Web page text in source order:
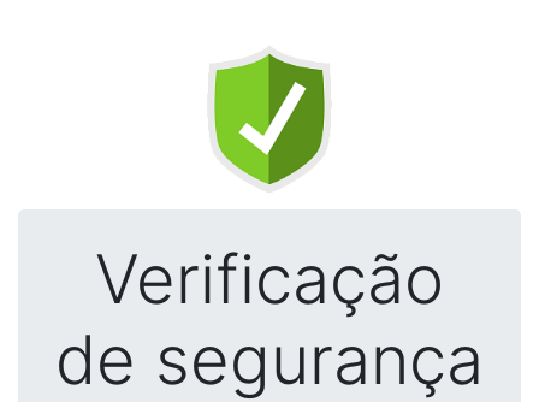
Verificação
de segurança